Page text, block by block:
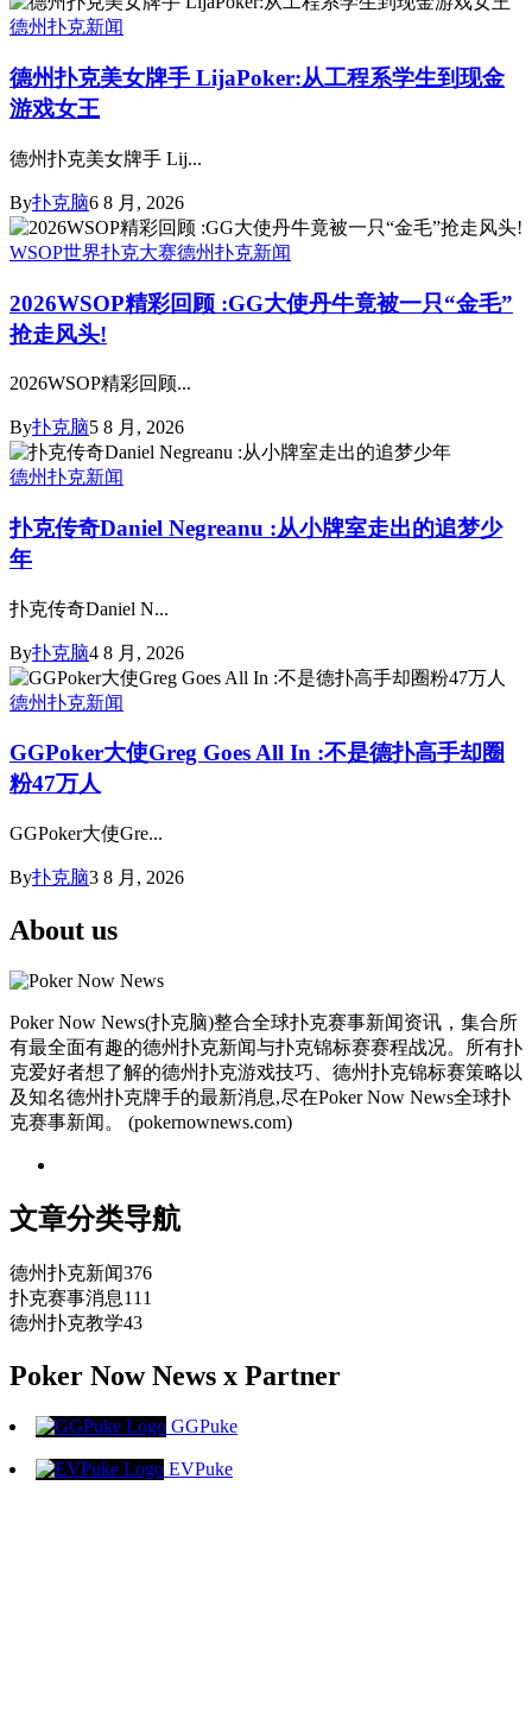
德州扑克新闻
德州扑克美女牌手 LijaPoker:从工程系学生到现金
游戏女王
德州扑克美女牌手 Lij...
By扑克脑6 8 月, 2026
WSOP世界扑克大赛德州扑克新闻
2026WSOP精彩回顾 :GG大使丹牛竟被一只“金毛”
抢走风头!
2026WSOP精彩回顾...
By扑克脑5 8 月, 2026
德州扑克新闻
扑克传奇Daniel Negreanu :从小牌室走出的追梦少
年
扑克传奇Daniel N...
By扑克脑4 8 月, 2026
德州扑克新闻
GGPoker大使Greg Goes All In :不是德扑高手却圈
粉47万人
GGPoker大使Gre...
By扑克脑3 8 月, 2026
About us
Poker Now News(扑克脑)整合全球扑克赛事新闻资讯，集合所
有最全面有趣的德州扑克新闻与扑克锦标赛赛程战况。所有扑
克爱好者想了解的德州扑克游戏技巧、德州扑克锦标赛策略以
及知名德州扑克牌手的最新消息,尽在Poker Now News全球扑
克赛事新闻。 (pokernownews.com)
文章分类导航
德州扑克新闻376
扑克赛事消息111
德州扑克教学43
Poker Now News x Partner
GGPuke
EVPuke